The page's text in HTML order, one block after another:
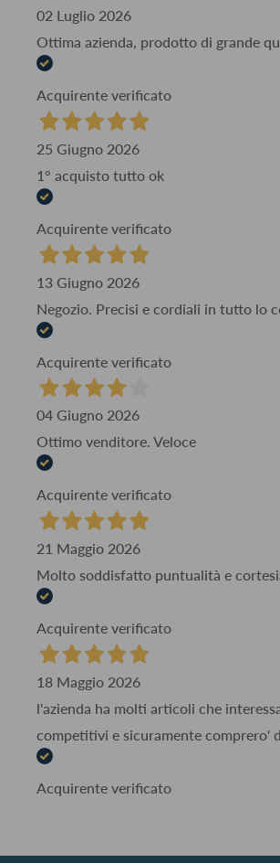
02 Luglio 2026
Ottima azienda, prodotto di grande
Acquirente verificato
25 Giugno 2026
1° acquisto tutto ok
Acquirente verificato
13 Giugno 2026
Negozio. Precisi e cordiali in tutto lo
Acquirente verificato
04 Giugno 2026
Ottimo venditore. Veloce
Acquirente verificato
21 Maggio 2026
Molto soddisfatto puntualità e
Acquirente verificato
18 Maggio 2026
l'azienda ha molti articoli che
competitivi e sicuramente comprero'
Acquirente verificato